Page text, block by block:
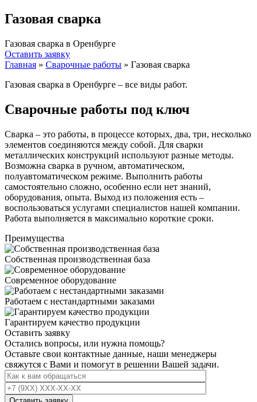
Газовая сварка
Газовая сварка в Оренбурге
Оставить заявку
Главная » Сварочные работы » Газовая сварка
Газовая сварка в Оренбурге – все виды работ.
Сварочные работы под ключ
Сварка – это работы, в процессе которых, два, три, несколько
элементов соединяются между собой. Для сварки
металлических конструкций используют разные методы.
Возможна сварка в ручном, автоматическом,
полуавтоматическом режиме. Выполнить работы
самостоятельно сложно, особенно если нет знаний,
оборудования, опыта. Выход из положения есть –
воспользоваться услугами специалистов нашей компании.
Работа выполняется в максимально короткие сроки.
Преимущества
Собственная производственная база
Современное оборудование
Работаем с нестандартными заказами
Гарантируем качество продукции
Оставить заявку
Остались вопросы, или нужна помощь?
Оставьте свои контактные данные, наши менеджеры
свяжутся с Вами и помогут в решении Вашей задачи.